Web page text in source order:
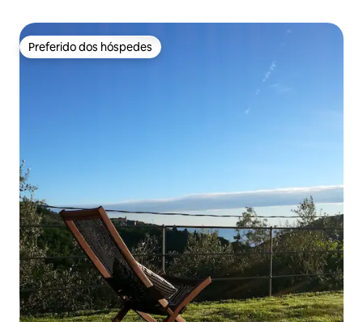
Preferido dos hóspedes
Preferido dos hóspedes